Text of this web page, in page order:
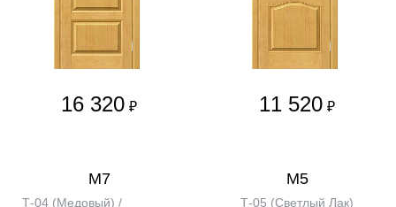
16 320 ₽ 11 520 ₽
М7
Т-04 (Медовый) /
М5
Т-05 (Светлый Лак)